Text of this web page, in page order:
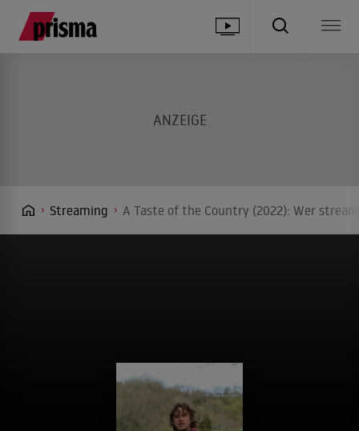
Streaming A Taste of the Country (2022): Wer